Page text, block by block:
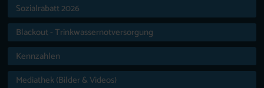
Sozialrabatt 2026
Blackout - Trinkwassernotversorgung
Kennzahlen
Mediathek (Bilder & Videos)